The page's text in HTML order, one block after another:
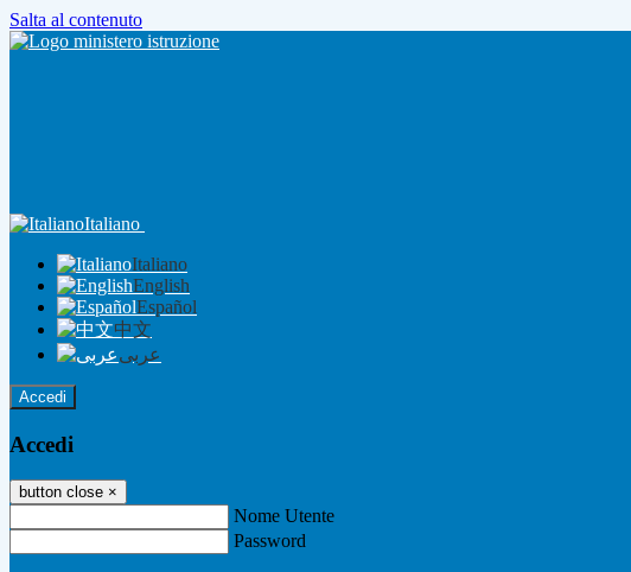
Salta al contenuto
Italiano
Italiano
English
Español
中文
عربى
Accedi
Accedi
button close ×
Nome Utente
Password